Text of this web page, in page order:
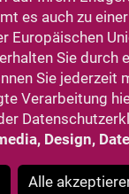
es auch zu
Europäischen
Sie durch
Sie jederzeit
Verarbeitung
Design,
Alle
Straße 2,
06471 380410